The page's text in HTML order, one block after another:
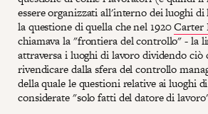
essere organizzati all'interno dei luoghi
la questione di quella che nel 1920Carter
chiamava la "frontiera del controllo" - la
attraversa i luoghi di lavoro dividendo ciò
rivendicare dalla sfera del controllo
della quale le questioni relative ai luoghi
considerate "solo fatti del datore di